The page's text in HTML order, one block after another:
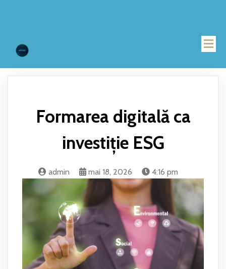
Formarea digitală ca
investiție ESG
admin mai 18, 2026 4:16 pm